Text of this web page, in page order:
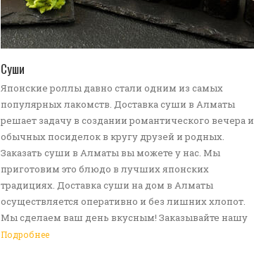
Суши
Японские роллы давно стали одним из самых
популярных лакомств. Доставка суши в Алматы
решает задачу в создании романтического вечера и
обычных посиделок в кругу друзей и родных.
Заказать суши в Алматы вы можете у нас. Мы
приготовим это блюдо в лучших японских
традициях. Доставка суши на дом в Алматы
осуществляется оперативно и без лишних хлопот.
Мы сделаем ваш день вкусным! Заказывайте нашу
услугу доставка еды в Алматы!
Подробнее